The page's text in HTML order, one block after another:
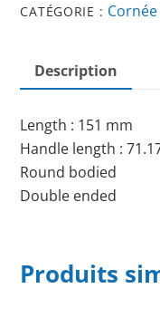
&
DOUBLE
ENDED
CATÉGORIE :
Description
Length : 151 mm
Handle length :
Round bodied
Double ended
Produits